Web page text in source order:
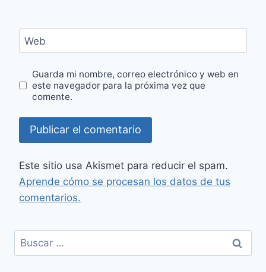
Web
Guarda mi nombre, correo electrónico y web en
este navegador para la próxima vez que
comente.
Este sitio usa Akismet para reducir el spam.
Aprende cómo se procesan los datos de tus
comentarios.
Buscar: